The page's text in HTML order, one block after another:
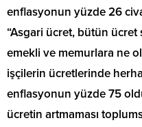
enflasyonun yüzde 26
“Asgari ücret, bütün
emekli ve memurlara ne
işçilerin ücretlerinde
enflasyonun yüzde 75
ücretin artmaması